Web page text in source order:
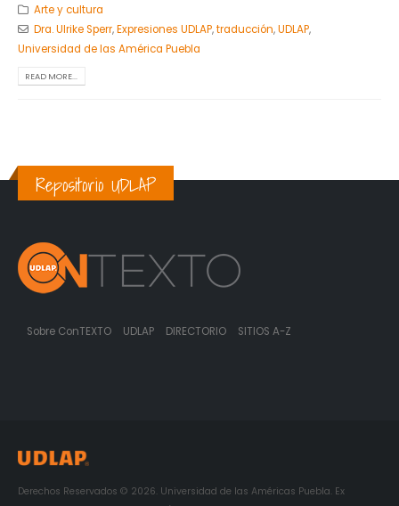
Arte y cultura
Dra. Ulrike Sperr,Expresiones UDLAP,traducción,UDLAP,
Universidad de las América Puebla
READ MORE...
Repositorio UDLAP
Sobre ConTEXTO UDLAP DIRECTORIO SITIOS A-Z
Derechos Reservados © 2026. Universidad de las Américas Puebla. Ex